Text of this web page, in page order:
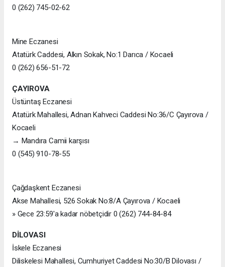
0 (262) 745-02-62
Mine Eczanesi
Atatürk Caddesi, Alkın Sokak, No:1 Darıca / Kocaeli
0 (262) 656-51-72
ÇAYIROVA
Üstüntaş Eczanesi
Atatürk Mahallesi, Adnan Kahveci Caddesi No:36/C Çayırova /
Kocaeli
→ Mandıra Camii karşısı
0 (545) 910-78-55
Çağdaşkent Eczanesi
Akse Mahallesi, 526 Sokak No:8/A Çayırova / Kocaeli
» Gece 23:59'a kadar nöbetçidir 0 (262) 744-84-84
DİLOVASI
İskele Eczanesi
Diliskelesi Mahallesi, Cumhuriyet Caddesi No:30/B Dilovası /